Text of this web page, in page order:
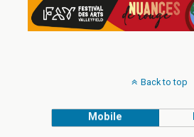
Back to top
Mobile